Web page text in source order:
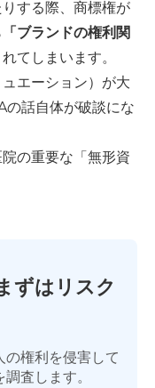
する際、商標権が
「ブランドの権利関
てしまいます。
エーション）が大
の話自体が破談にな
の重要な「無形資
ずはリスク
権利を侵害して
査します。